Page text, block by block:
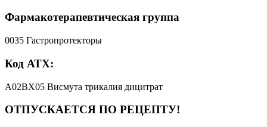
Фармакотерапевтическая группа
0035 Гастропротекторы
Код АТХ:
A02BX05 Висмута трикалия дицитрат
ОТПУСКАЕТСЯ ПО РЕЦЕПТУ!